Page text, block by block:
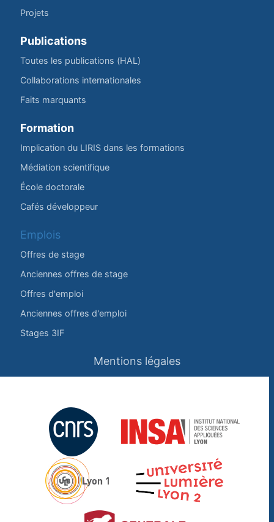
Projets
Publications
Toutes les publications (HAL)
Collaborations internationales
Faits marquants
Formation
Implication du LIRIS dans les formations
Médiation scientifique
École doctorale
Cafés développeur
Emplois
Offres de stage
Anciennes offres de stage
Offres d'emploi
Anciennes offres d'emploi
Stages 3IF
Mentions légales